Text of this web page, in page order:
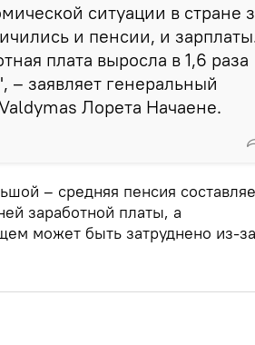
ситуации в стране
и пенсии, и
плата выросла в 1,6 раза
– заявляет генеральный
Лорета Начаене.
– средняя пенсия
заработной платы, а
может быть затруднено из-за